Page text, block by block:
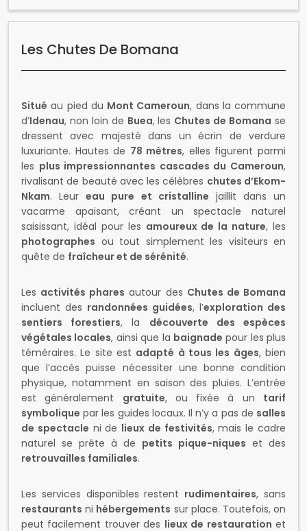
Les Chutes De Bomana
Situé au pied du Mont Cameroun, dans la commune
d’Idenau, non loin de Buea, les Chutes de Bomana se
dressent avec majesté dans un écrin de verdure
luxuriante. Hautes de 78 mètres, elles figurent parmi
les plus impressionnantes cascades du Cameroun,
rivalisant de beauté avec les célèbres chutes d’Ekom-
Nkam. Leureau pure et cristalline jaillit dans un
vacarme apaisant, créant un spectacle naturel
saisissant, idéal pour les amoureux de la nature, les
photographes ou tout simplement les visiteurs en
quête de fraîcheur et de sérénité.
Les activités phares autour des Chutes de Bomana
incluent des randonnées guidées, l’exploration des
sentiers forestiers, la découverte des espèces
végétales locales, ainsi que la baignade pour les plus
téméraires. Le site est adapté à tous les âges, bien
que l’accès puisse nécessiter une bonne condition
physique, notamment en saison des pluies. L’entrée
est généralement gratuite, ou fixée à un tarif
symbolique par les guides locaux. Il n’y a pas de salles
de spectacle ni de lieux de festivités, mais le cadre
naturel se prête à de petits pique-niques et des
retrouvailles familiales.
Les services disponibles restent rudimentaires, sans
restaurants ni hébergements sur place. Toutefois, on
peut facilement trouver des lieux de restauration et